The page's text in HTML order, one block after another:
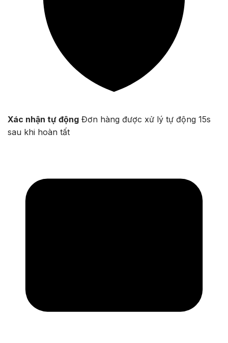
Xác nhận tự động Đơn hàng được xử lý tự động 15s
sau khi hoàn tất